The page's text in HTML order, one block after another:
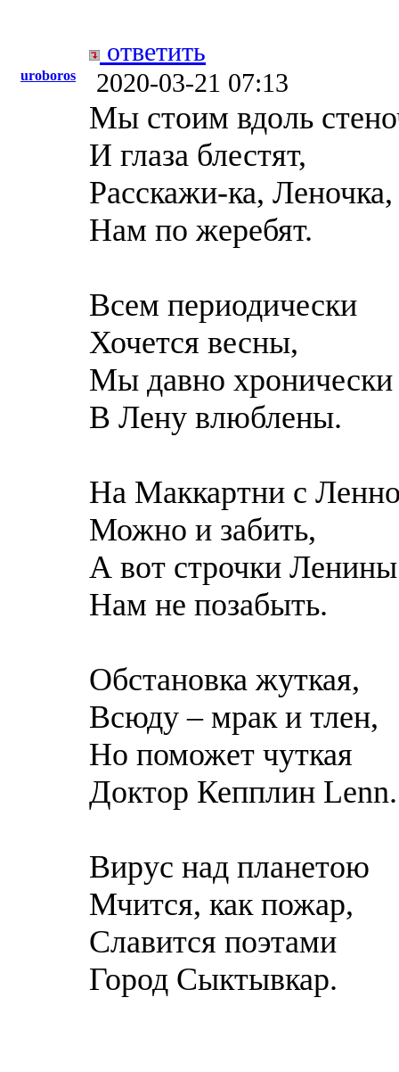
ответить
uroboros 2020-03-21 07:13
Мы стоим вдоль
И глаза блестят,
Расскажи-ка, Леночка,
Нам по жеребят.
Всем периодически
Хочется весны,
Мы давно хронически
В Лену влюблены.
На Маккартни с
Можно и забить,
А вот строчки Ленины
Нам не позабыть.
Обстановка жуткая,
Всюду – мрак и тлен,
Но поможет чуткая
Доктор Кепплин Lenn.
Вирус над планетою
Мчится, как пожар,
Славится поэтами
Город Сыктывкар.